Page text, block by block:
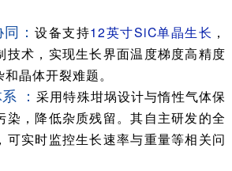
： 设备支持12英寸SiC单晶生长 ，
技术，实现生长界面温度梯度高精度
晶体开裂难题。
：采用特殊坩埚设计与惰性气体保
染，降低杂质残留。其自主研发的全
可实时监控生长速率与重量等相关问